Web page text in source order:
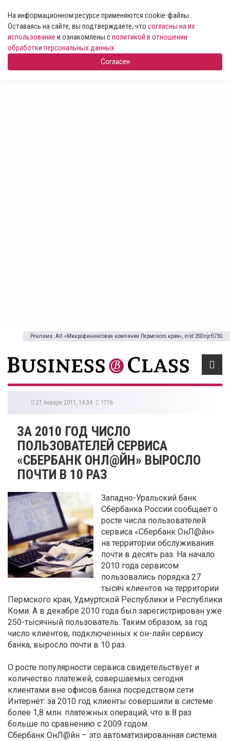
На информационном ресурсе применяются cookie-файлы .
Оставаясь на сайте, вы подтверждаете, что согласны на их
использование и ознакомлены сполитикой в отношении
обработки персональных данных
Согласен
Реклама: АО «Микрофинансовая компания Пермского края», erid:2SDnjcfi73Q
21 января 2011, 14:34 1776
ЗА 2010 ГОД ЧИСЛО
ПОЛЬЗОВАТЕЛЕЙ СЕРВИСА
«СБЕРБАНК ОНЛ@ЙН» ВЫРОСЛО
ПОЧТИ В 10 РАЗ
Западно-Уральский банк
Сбербанка России сообщает о
росте числа пользователей
сервиса «Сбербанк ОнЛ@йн»
на территории обслуживания
почти в десять раз. На начало
2010 года сервисом
пользовались порядка 27
тысяч клиентов на территории
Пермского края, Удмуртской Республики и Республики
Коми. А в декабре 2010 года был зарегистрирован уже
250-тысячный пользователь. Таким образом, за год
число клиентов, подключенных к он-лайн сервису
банка, выросло почти в 10 раз.
О росте популярности сервиса свидетельствует и
количество платежей, совершаемых сегодня
клиентами вне офисов банка посредством сети
Интернет: за 2010 год клиенты совершили в системе
более 1,8 млн. платежных операций, что в 8 раз
больше по сравнению с 2009 годом.
Сбербанк ОнЛ@йн – это автоматизированная система